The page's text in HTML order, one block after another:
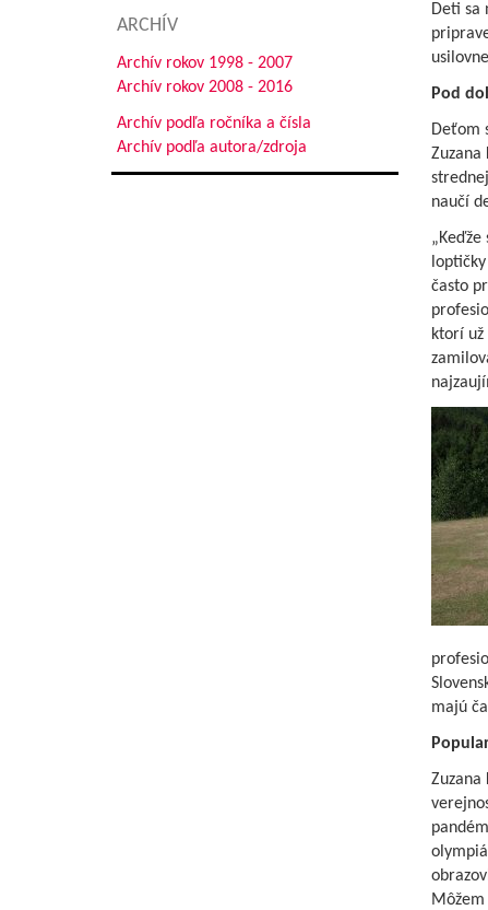
ARCHÍV
Archív rokov 1998 - 2007
Archív rokov 2008 - 2016
Archív podľa ročníka a čísla
Archív podľa autora/zdroja
Deti sa
Pod
Deťom
Zuzana
naučí
často
ktorí už
majú
Zuzana